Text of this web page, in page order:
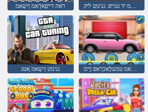
ראה דייפַאדַאמ ןישַאמ ןישַאמ יד טנייּפ :גנינוט ליק
גנינוט ןישַאמ ַאטג רעווָאעקַאמ ןישַאמ טמעלָאכרַאפ ןַיימ